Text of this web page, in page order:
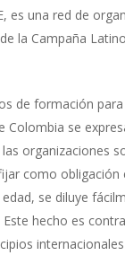
es una red de
la Campaña
de formación
se
organizaciones
como
se diluye
hecho es